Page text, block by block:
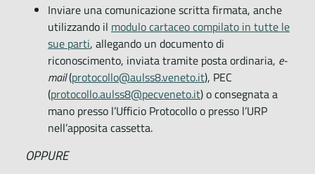
Inviare una comunicazione scritta firmata, anche
utilizzando il modulo cartaceo compilato in tutte le
sue parti, allegando un documento di
riconoscimento, inviata tramite posta ordinaria, e-
mail(protocollo@aulss8.veneto.it), PEC
(protocollo.aulss8@pecveneto.it) o consegnata a
mano presso l’Ufficio Protocollo o presso l’URP
nell’apposita cassetta.
OPPURE